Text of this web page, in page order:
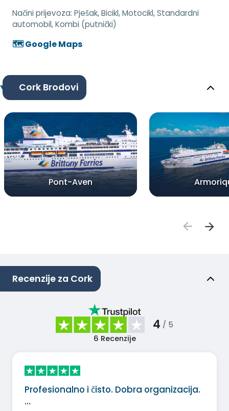
Načini prijevoza: Pješak, Bicikl, Motocikl, Standardni
automobil, Kombi (putnički)
🗺️ Google Maps
Cork Brodovi
Pont-Aven
Recenzije za Cork
4 / 5
6 Recenzije
Profesionalno i čisto. Dobra organizacija.
…